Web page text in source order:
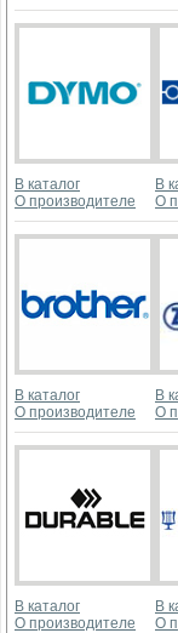
В каталог
О производителе
В
О
В каталог
О производителе
В
О
В каталог
О производителе
В
О